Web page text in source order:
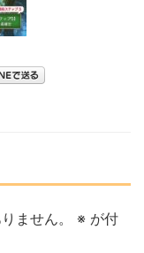
ません。 ※ が付